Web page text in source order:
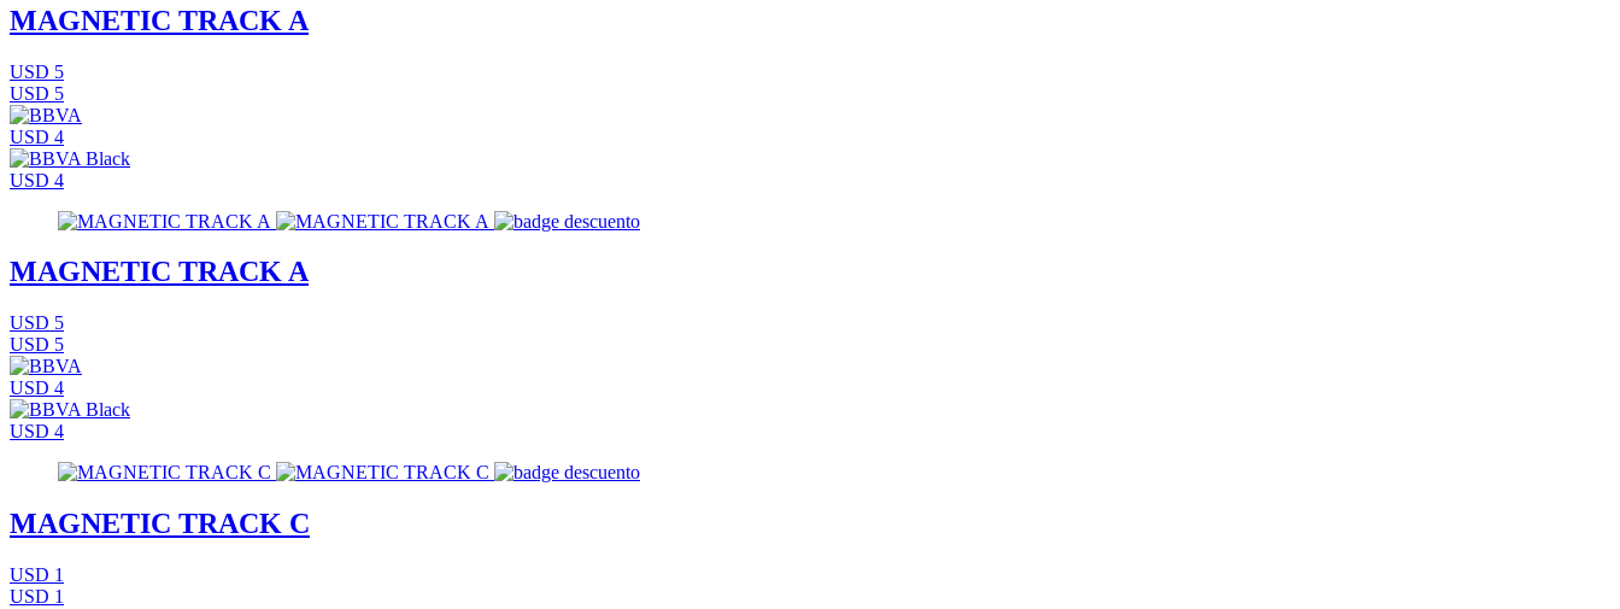
MAGNETIC TRACK A
USD 5
USD 5
USD 4
USD 4
MAGNETIC TRACK A
USD 5
USD 5
USD 4
USD 4
MAGNETIC TRACK C
USD 1
USD 1